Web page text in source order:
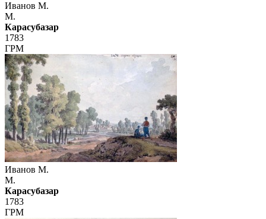
Иванов М.
М.
Карасубазар
1783
ГРМ
Иванов М.
М.
Карасубазар
1783
ГРМ